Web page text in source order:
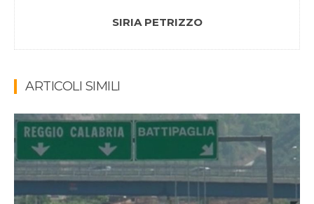
SIRIA PETRIZZO
ARTICOLI SIMILI